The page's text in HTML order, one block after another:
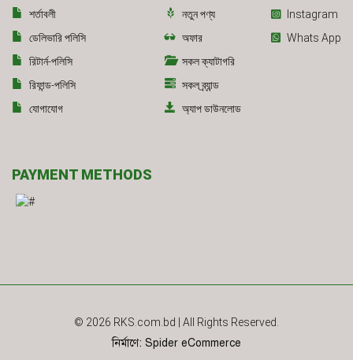
শর্তাবলী
ডেলিভারি পলিসি
রিটার্ন-পলিসি
রিফান্ড-পলিসি
যোগাযোগ
নতুন পণ্য
অফার
সকল ক্যাটাগরি
সকল ব্র্যান্ড
অ্যাপ ডাউনলোড
Instagram
Whats App
PAYMENT METHODS
© 2026 RKS.com.bd | All Rights Reserved.
নির্মাণে: Spider eCommerce